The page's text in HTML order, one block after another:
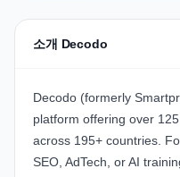
소개 Decodo
Decodo (formerly
platform offering over
across 195+ countries.
SEO, AdTech, or AI